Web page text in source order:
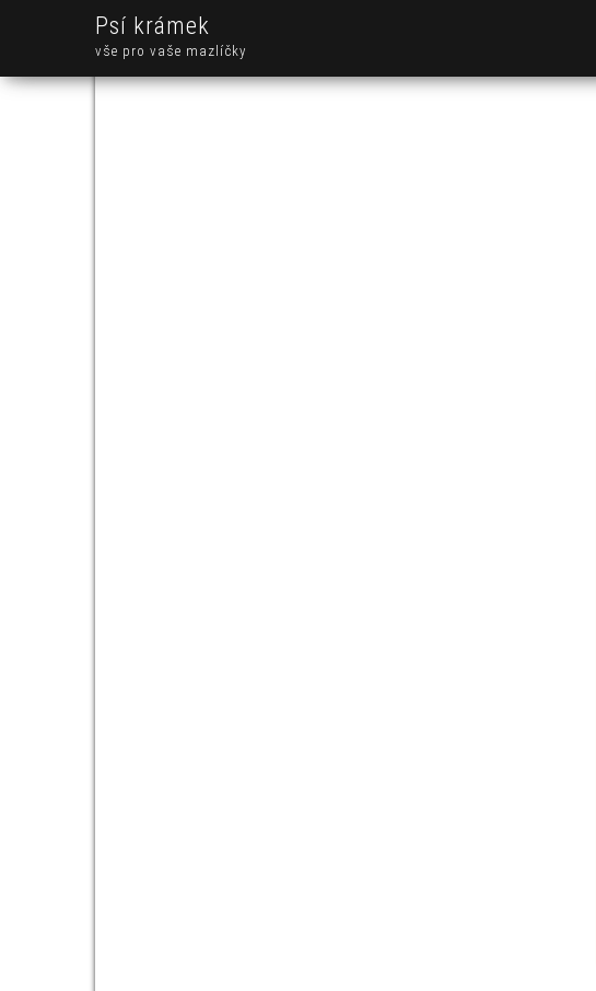
Psí krámek
vše pro vaše mazlíčky